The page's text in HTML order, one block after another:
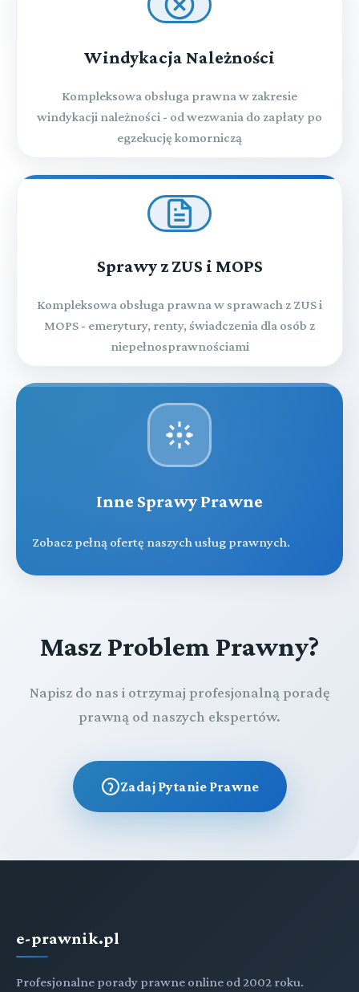
Windykacja Należności
Kompleksowa obsługa prawna w zakresie
windykacji należności - od wezwania do zapłaty po
egzekucję komorniczą
Sprawy z ZUS i MOPS
Kompleksowa obsługa prawna w sprawach z ZUS i
MOPS - emerytury, renty, świadczenia dla osób z
niepełnosprawnościami
Inne Sprawy Prawne
Zobacz pełną ofertę naszych usług prawnych.
Masz Problem Prawny?
Napisz do nas i otrzymaj profesjonalną poradę
prawną od naszych ekspertów.
Zadaj Pytanie Prawne
e-prawnik.pl
Profesjonalne porady prawne online od 2002 roku.